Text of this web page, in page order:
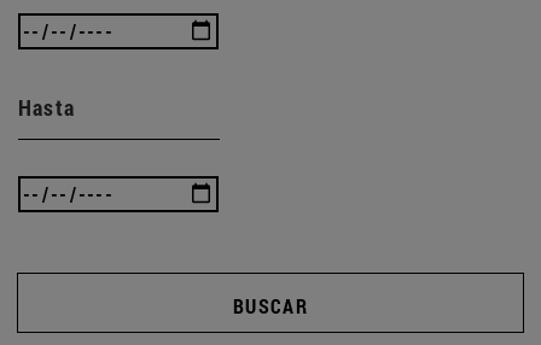
Hasta
BUSCAR